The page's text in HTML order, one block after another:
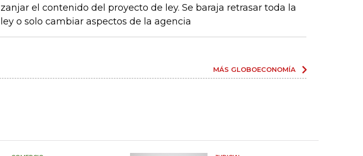
zanjar el contenido del proyecto de ley. Se baraja retrasar toda la
ley o solo cambiar aspectos de la agencia
MÁS GLOBOECONOMÍA